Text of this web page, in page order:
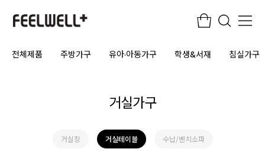
전체제품 주방가구 유아·아동가구 학생&서재 침실가구
거실가구
거실장 거실테이블 수납/벤치소파